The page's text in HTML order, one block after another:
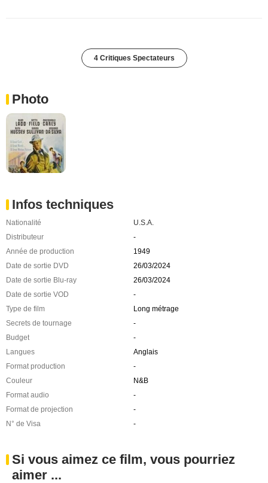
4 Critiques Spectateurs
Photo
Infos techniques
Nationalité
U.S.A.
Distributeur
-
Année de production
1949
Date de sortie DVD
26/03/2024
Date de sortie Blu-ray
26/03/2024
Date de sortie VOD
-
Type de film
Long métrage
Secrets de tournage
-
Budget
-
Langues
Anglais
Format production
-
Couleur
N&B
Format audio
-
Format de projection
-
N° de Visa
-
Si vous aimez ce film, vous pourriez
aimer ...